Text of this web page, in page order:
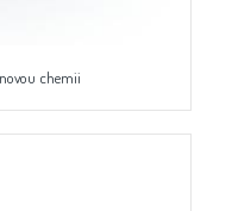
chemii